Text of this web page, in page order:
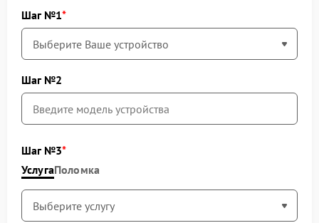
Шаг №1
Шаг №2
Шаг №3
УслугаПоломка